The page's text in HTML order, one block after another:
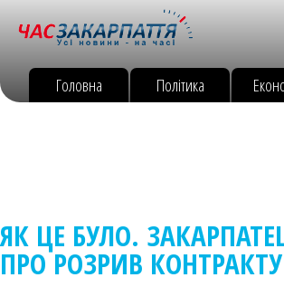
Головна Політика
ЯК ЦЕ БУЛО.
ПРО РОЗРИВ